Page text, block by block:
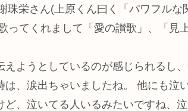
珠栄さん(上原くん曰く「パワフル
ってくれまして「愛の讃歌」、「
えようとしているのが感じられるし
は、涙出ちゃいましたね。 他にも
ど、泣いてる人いるみたいですね、